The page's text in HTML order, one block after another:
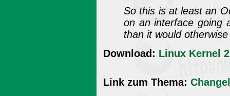
So this is at least an
on an interface going
than it would
Download: Linux Kernel
Link zum Thema: